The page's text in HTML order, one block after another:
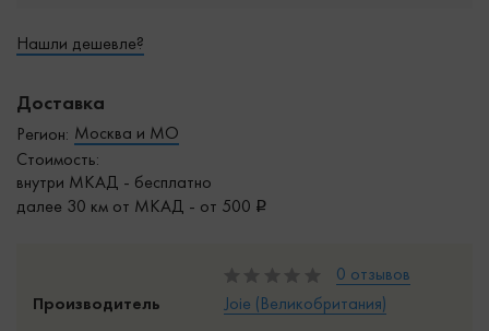
Нашли дешевле?
Доставка
Регион: Москва и МО
Стоимость:
внутри МКАД - бесплатно
далее 30 км от МКАД - от 500
0 отзывов
Производитель
Joie (Великобритания)